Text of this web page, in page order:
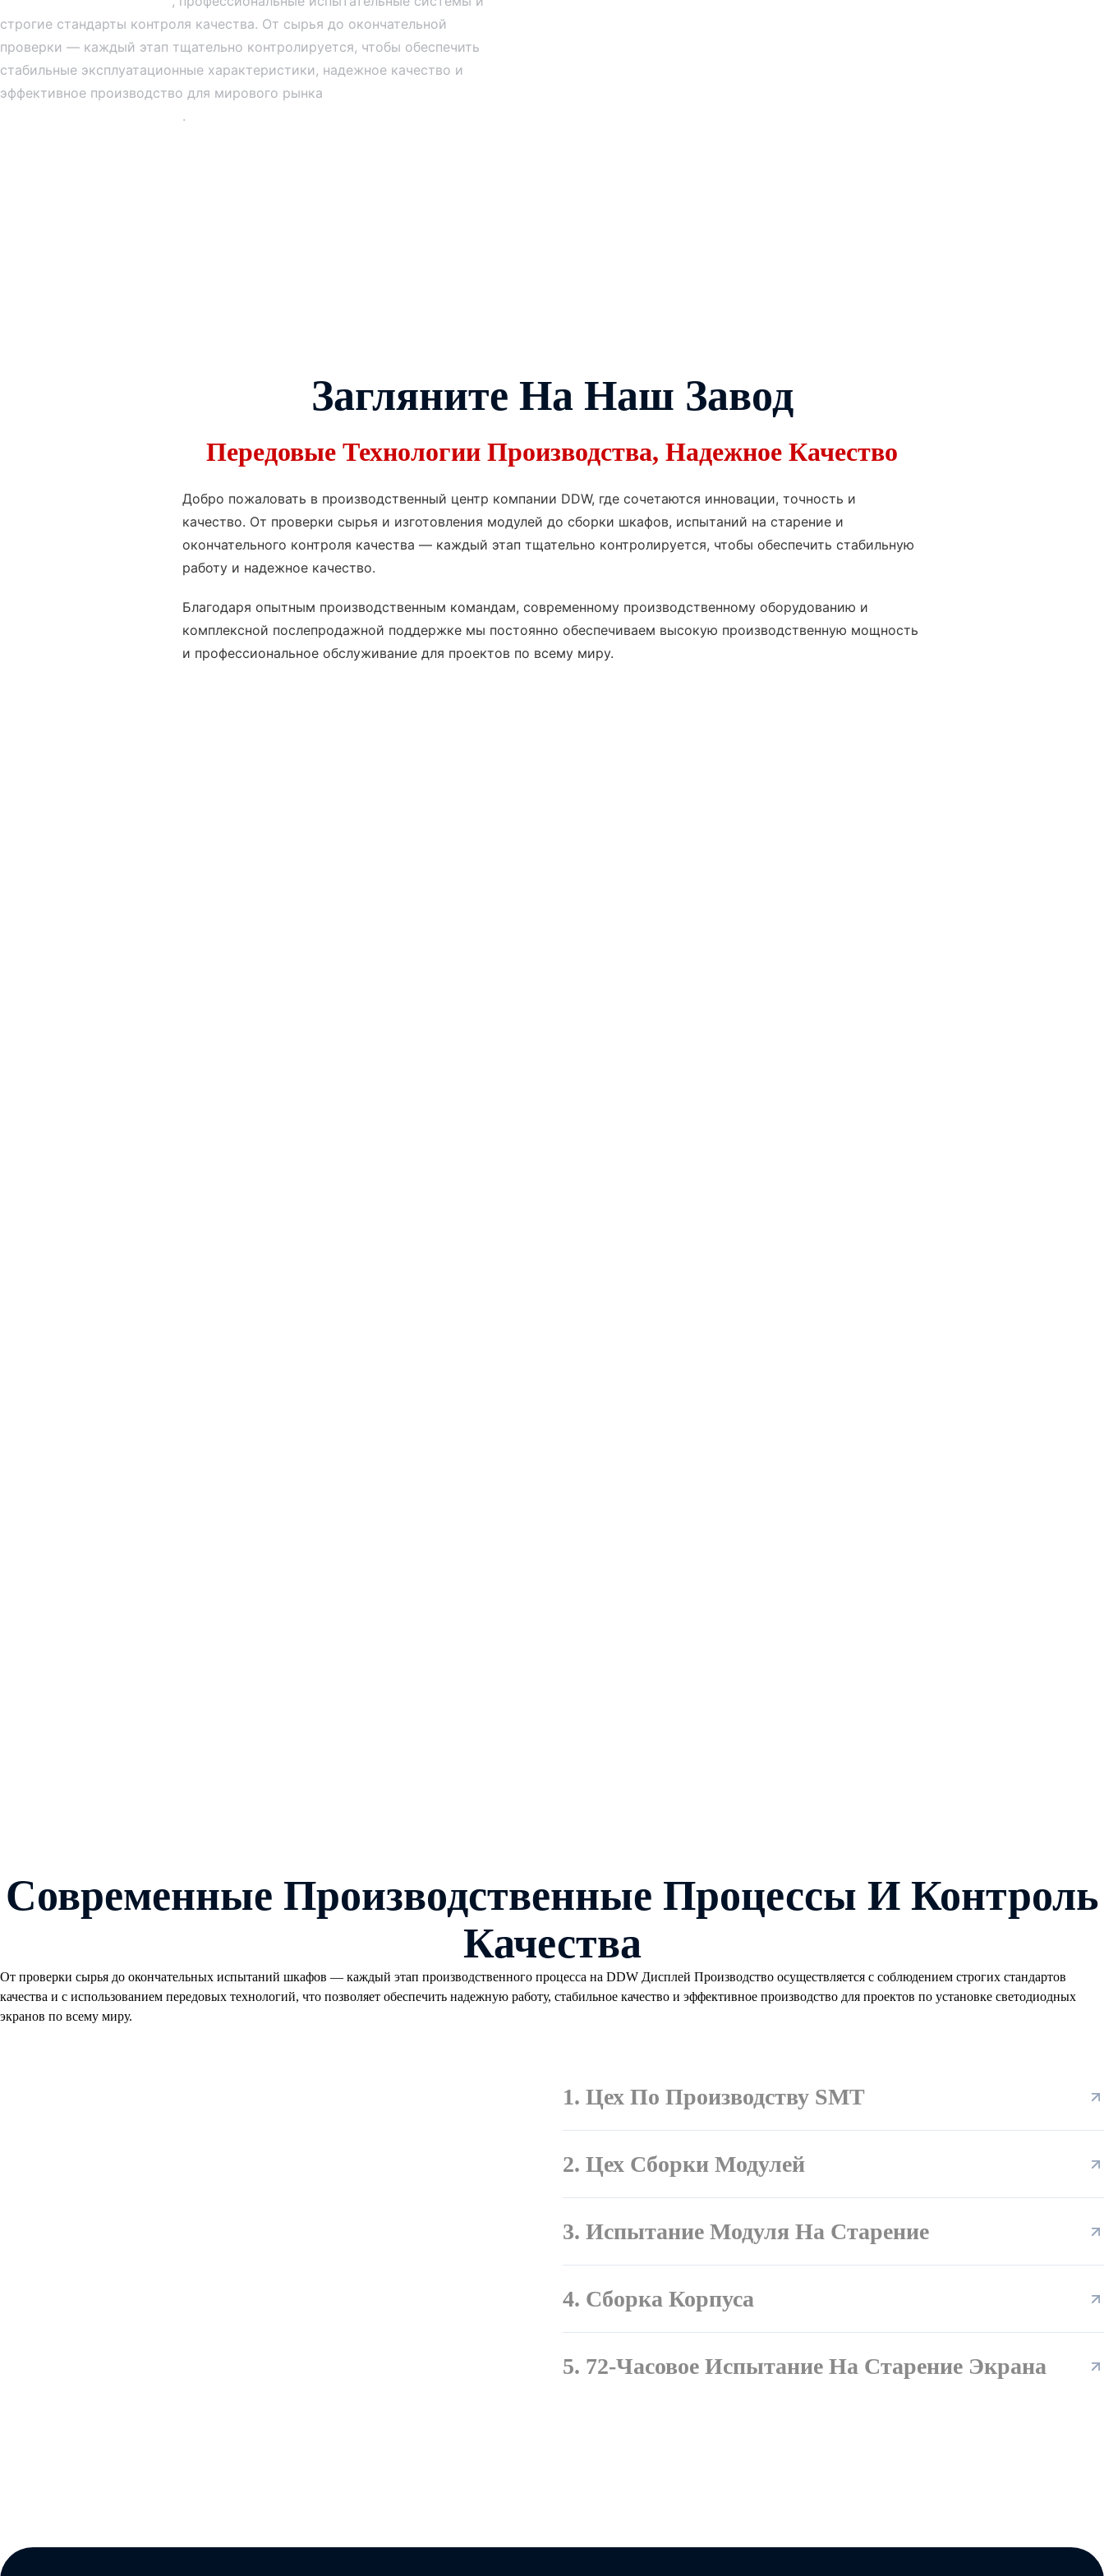
строгие стандарты контроля качества. От сырья до окончательной
проверки — каждый этап тщательно контролируется, чтобы обеспечить
стабильные эксплуатационные характеристики, надежное качество и
эффективное производство для мирового рынка
.
Загляните На Наш Завод
Передовые Технологии Производства, Надежное Качество
Добро пожаловать в производственный центр компании DDW, где сочетаются инновации, точность и
качество. От проверки сырья и изготовления модулей до сборки шкафов, испытаний на старение и
окончательного контроля качества — каждый этап тщательно контролируется, чтобы обеспечить стабильную
работу и надежное качество.
Благодаря опытным производственным командам, современному производственному оборудованию и
комплексной послепродажной поддержке мы постоянно обеспечиваем высокую производственную мощность
и профессиональное обслуживание для проектов по всему миру.
Современные Производственные Процессы И Контроль
Качества
От проверки сырья до окончательных испытаний шкафов — каждый этап производственного процесса на DDW Дисплей Производство осуществляется с соблюдением строгих стандартов
качества и с использованием передовых технологий, что позволяет обеспечить надежную работу, стабильное качество и эффективное производство для проектов по установке светодиодных
экранов по всему миру.
1. Цех По Производству SMT
2. Цех Сборки Модулей
3. Испытание Модуля На Старение
4. Сборка Корпуса
5. 72-Часовое Испытание На Старение Экрана